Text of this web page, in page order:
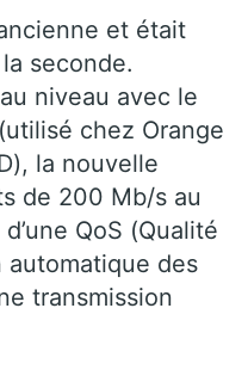
et était
seconde.
niveau avec le
chez Orange
la nouvelle
de 200 Mb/s au
QoS (Qualité
automatique des
transmission